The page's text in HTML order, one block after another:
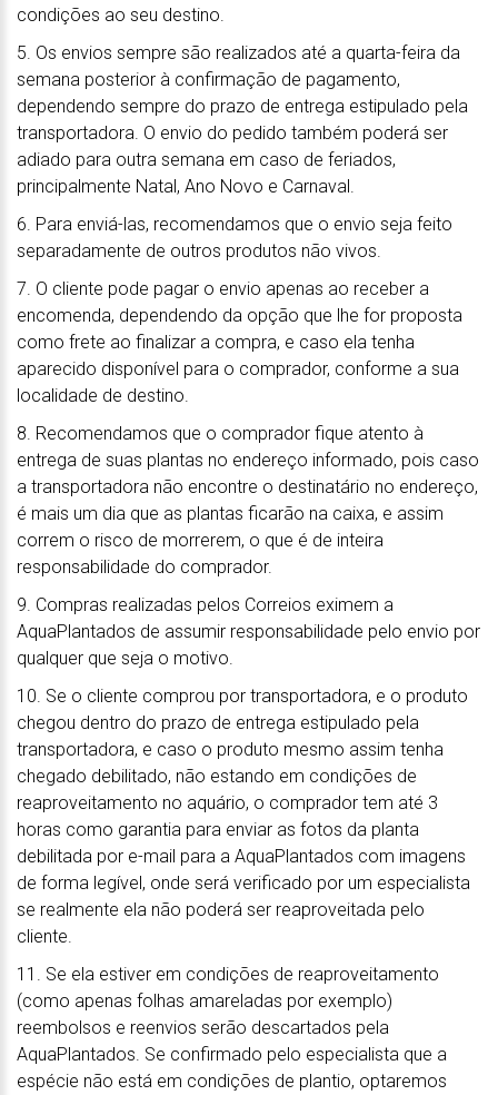
condições ao seu destino.
5. Os envios sempre são realizados até a quarta-feira da
semana posterior à confirmação de pagamento,
dependendo sempre do prazo de entrega estipulado pela
transportadora. O envio do pedido também poderá ser
adiado para outra semana em caso de feriados,
principalmente Natal, Ano Novo e Carnaval.
6. Para enviá-las, recomendamos que o envio seja feito
separadamente de outros produtos não vivos.
7. O cliente pode pagar o envio apenas ao receber a
encomenda, dependendo da opção que lhe for proposta
como frete ao finalizar a compra, e caso ela tenha
aparecido disponível para o comprador, conforme a sua
localidade de destino.
8. Recomendamos que o comprador fique atento à
entrega de suas plantas no endereço informado, pois caso
a transportadora não encontre o destinatário no endereço,
é mais um dia que as plantas ficarão na caixa, e assim
correm o risco de morrerem, o que é de inteira
responsabilidade do comprador.
9. Compras realizadas pelos Correios eximem a
AquaPlantados de assumir responsabilidade pelo envio por
qualquer que seja o motivo.
10. Se o cliente comprou por transportadora, e o produto
chegou dentro do prazo de entrega estipulado pela
transportadora, e caso o produto mesmo assim tenha
chegado debilitado, não estando em condições de
reaproveitamento no aquário, o comprador tem até 3
horas como garantia para enviar as fotos da planta
debilitada por e-mail para a AquaPlantados com imagens
de forma legível, onde será verificado por um especialista
se realmente ela não poderá ser reaproveitada pelo
cliente.
11. Se ela estiver em condições de reaproveitamento
(como apenas folhas amareladas por exemplo)
reembolsos e reenvios serão descartados pela
AquaPlantados. Se confirmado pelo especialista que a
espécie não está em condições de plantio, optaremos